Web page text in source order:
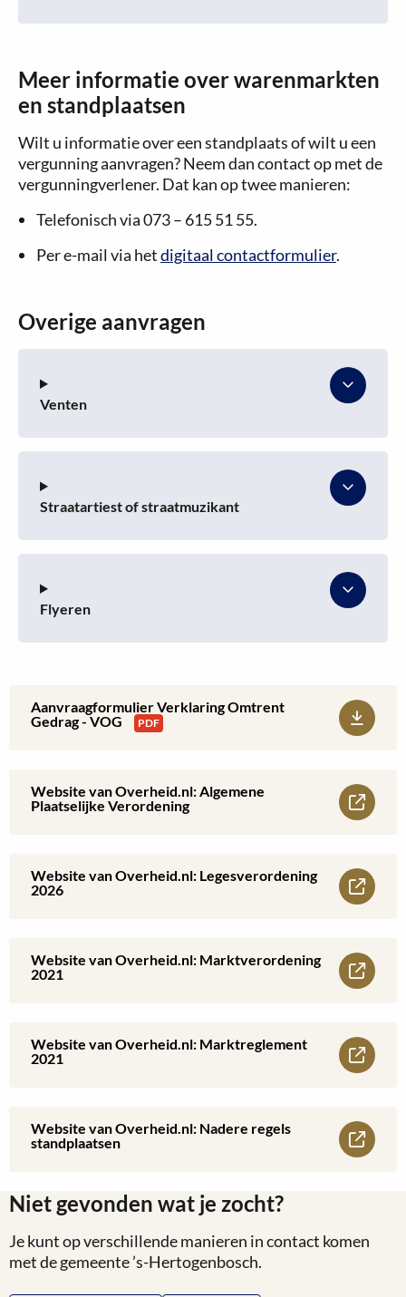
Meer informatie over warenmarkten
en standplaatsen
Wilt u informatie over een standplaats of wilt u een
vergunning aanvragen? Neem dan contact op met de
vergunningverlener. Dat kan op twee manieren:
Telefonisch via 073 – 615 51 55.
Per e-mail via hetdigitaal contactformulier.
Overige aanvragen
Venten
Straatartiest of straatmuzikant
Flyeren
Aanvraagformulier Verklaring Omtrent
Gedrag - VOG
PDF
Download:
Verklaring
-
Website van Overheid.nl: Algemene
Plaatselijke Verordening
Lees
over
Overheid.nl:
Plaatselijke
Website van Overheid.nl: Legesverordening
2026
Lees
over
Overheid.nl:
2026
Website van Overheid.nl: Marktverordening
2021
Lees
over
Overheid.nl:
Website van Overheid.nl: Marktreglement
2021
Lees
over
van
Overheid.nl:
Marktreglement
Website van Overheid.nl: Nadere regels
standplaatsen
Lees
over
Website
Niet gevonden wat je zocht?
Je kunt op verschillende manieren in contact komen
met de gemeente ’s-Hertogenbosch.